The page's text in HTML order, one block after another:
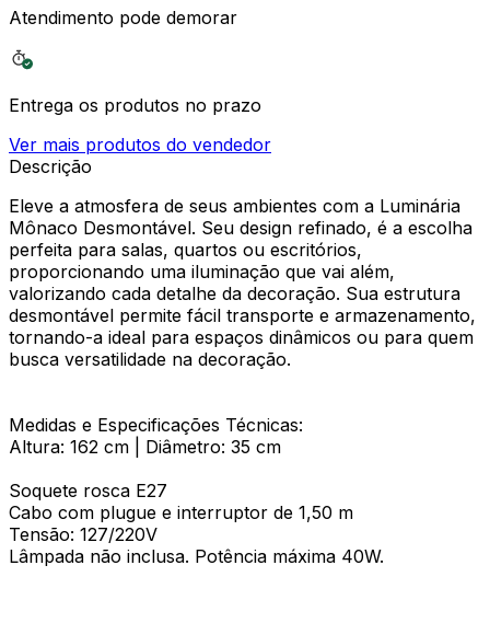
Atendimento pode demorar
Entrega os produtos no prazo
Ver mais produtos do vendedor
Descrição
Eleve a atmosfera de seus ambientes com a Luminária
Mônaco Desmontável. Seu design refinado, é a escolha
perfeita para salas, quartos ou escritórios,
proporcionando uma iluminação que vai além,
valorizando cada detalhe da decoração. Sua estrutura
desmontável permite fácil transporte e armazenamento,
tornando-a ideal para espaços dinâmicos ou para quem
busca versatilidade na decoração.
Medidas e Especificações Técnicas:
Altura: 162 cm | Diâmetro: 35 cm
Soquete rosca E27
Cabo com plugue e interruptor de 1,50 m
Tensão: 127/220V
Lâmpada não inclusa. Potência máxima 40W.